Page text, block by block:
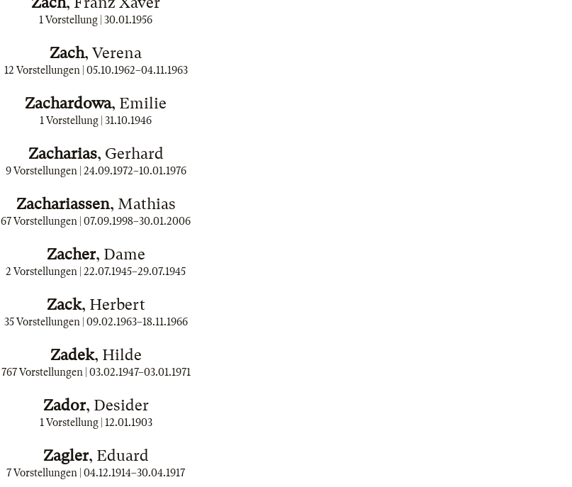
1 Vorstellung | 30.01.1956
Zach, Verena
12 Vorstellungen | 05.10.1962–04.11.1963
Zachardowa, Emilie
1 Vorstellung | 31.10.1946
Zacharias, Gerhard
9 Vorstellungen | 24.09.1972–10.01.1976
Zachariassen, Mathias
67 Vorstellungen | 07.09.1998–30.01.2006
Zacher, Dame
2 Vorstellungen | 22.07.1945–29.07.1945
Zack, Herbert
35 Vorstellungen | 09.02.1963–18.11.1966
Zadek, Hilde
767 Vorstellungen | 03.02.1947–03.01.1971
Zador, Desider
1 Vorstellung | 12.01.1903
Zagler, Eduard
7 Vorstellungen | 04.12.1914–30.04.1917